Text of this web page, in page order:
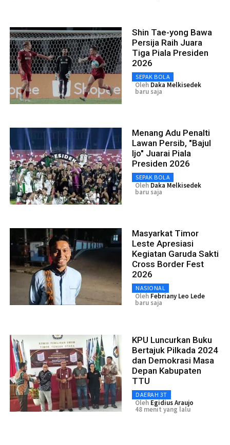
Shin Tae-yong Bawa
Persija Raih Juara
Tiga Piala Presiden
2026
SEPAK BOLA
Oleh Daka Melkisedek
baru saja
Menang Adu Penalti
Lawan Persib, "Bajul
Ijo" Juarai Piala
Presiden 2026
SEPAK BOLA
Oleh Daka Melkisedek
baru saja
Masyarkat Timor
Leste Apresiasi
Kegiatan Garuda Sakti
Cross Border Fest
2026
NASIONAL
Oleh Febriany Leo Lede
baru saja
KPU Luncurkan Buku
Bertajuk Pilkada 2024
dan Demokrasi Masa
Depan Kabupaten
TTU
DAERAH 3T
Oleh Egidius Araujo
48 menit yang lalu